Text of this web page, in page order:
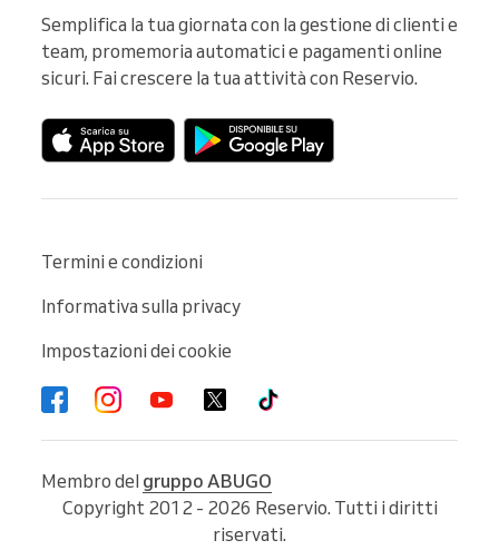
Semplifica la tua giornata con la gestione di clienti e
team, promemoria automatici e pagamenti online
sicuri. Fai crescere la tua attività con Reservio.
Termini e condizioni
Informativa sulla privacy
Impostazioni dei cookie
Membro del gruppo ABUGO
Copyright 2012 - 2026 Reservio. Tutti i diritti
riservati.